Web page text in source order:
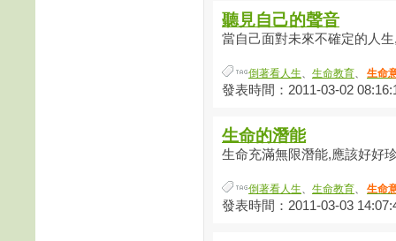
聽見自己的聲音
當自己面對未來不確定的人
倒著看人生、 生命教育、 生命
發表時間：2011-03-02
生命的潛能
生命充滿無限潛能,應該好好
倒著看人生、 生命教育、 生命
發表時間：2011-03-03